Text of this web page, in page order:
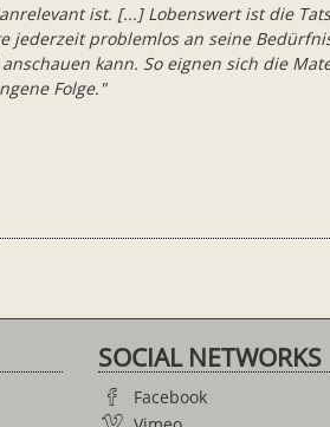
ist. [...] Lobenswert ist die
jederzeit problemlos an seine
kann. So eignen sich die
Folge."
SOCIAL NETWORKS
Facebook